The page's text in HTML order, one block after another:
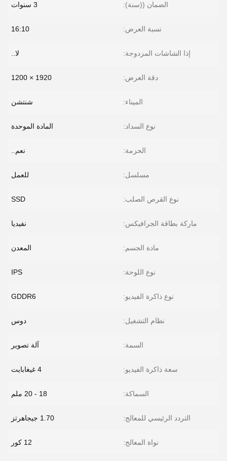
الضمان ((سنة): 3 سنوات
نسبة العرض: 16:10
إذا الشاشات المزدوجة: لا..
دقة العرض: 1920 × 1200
الميناء: شنتشن
نوع السداد: المادة الموحدة
الحزمة: نعم..
مسلسل: للعمل
نوع القرص الصلب: SSD
ماركة بطاقة الجرافيكس: نفيديا
مادة الجسم: المعدن
نوع اللوحة: IPS
نوع ذاكرة الفيديو: GDDR6
نظام التشغيل: دوس
السمة: آلة تصوير
سعة ذاكرة الفيديو: 4 غيغابايت
السماكة: 18 - 20 ملم
التردد الرئيسي للمعالج: 1.70 جيجاهرتز
نواة المعالج: 12 كور